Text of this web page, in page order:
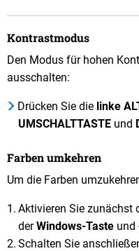
Kontrastmodus
Den Modus für hohen
ausschalten:
Drücken Sie die linke
UMSCHALTTASTE und
Farben umkehren
Um die Farben
Aktivieren Sie zunächst
derWindows-Taste und
Schalten Sie